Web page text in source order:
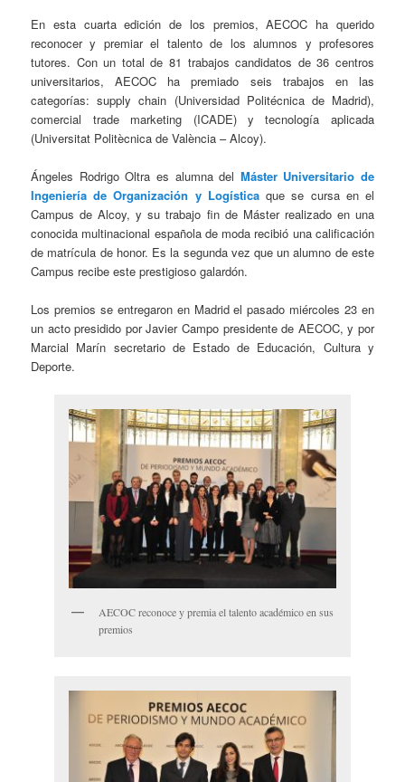
En esta cuarta edición de los premios, AECOC ha querido
reconocer y premiar el talento de los alumnos y profesores
tutores. Con un total de 81 trabajos candidatos de 36 centros
universitarios, AECOC ha premiado seis trabajos en las
categorías: supply chain (Universidad Politécnica de Madrid),
comercial trade marketing (ICADE) y tecnología aplicada
(Universitat Politècnica de València – Alcoy).
Ángeles Rodrigo Oltra es alumna del Máster Universitario de
Ingeniería de Organización y Logísticaque se cursa en el
Campus de Alcoy, y su trabajo fin de Máster realizado en una
conocida multinacional española de moda recibió una calificación
de matrícula de honor. Es la segunda vez que un alumno de este
Campus recibe este prestigioso galardón.
Los premios se entregaron en Madrid el pasado miércoles 23 en
un acto presidido por Javier Campo presidente de AECOC, y por
Marcial Marín secretario de Estado de Educación, Cultura y
Deporte.
AECOC reconoce y premia el talento académico en sus
premios